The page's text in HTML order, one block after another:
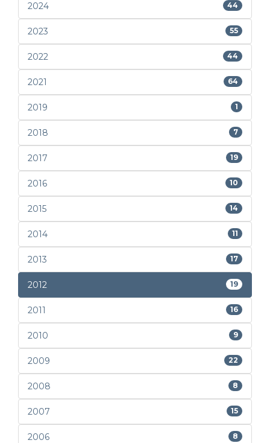
2024 44
2023 55
2022 44
2021 64
2019 1
2018 7
2017 19
2016 10
2015 14
2014 11
2013 17
2012 19
2011 16
2010 9
2009 22
2008 8
2007 15
2006 8